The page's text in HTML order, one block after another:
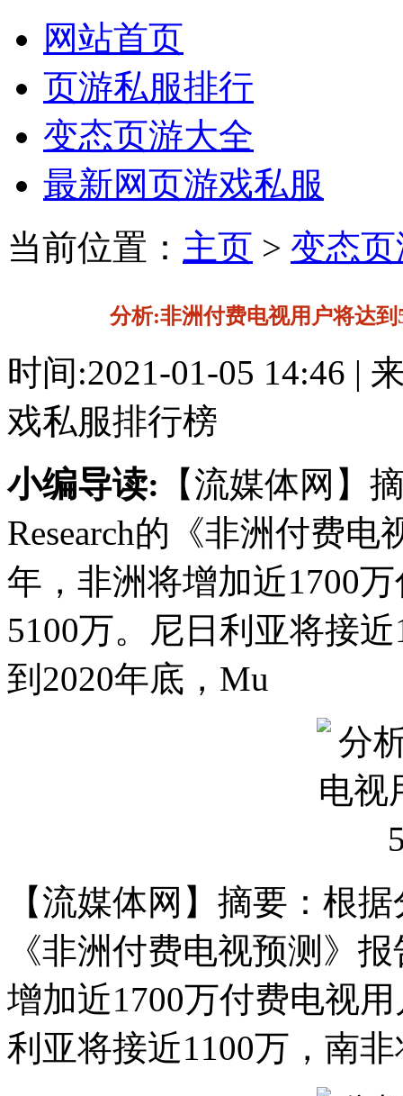
网站首页
页游私服排行
变态页游大全
最新网页游戏私服
当前位置： 主页 > 变态
分析:非洲付费电视用户将达到
时间:2021-01-05 14:46 |
戏私服排行榜
小编导读: 【流媒体网】
Research的《非洲付费
年，非洲将增加近1700
5100万。尼日利亚将接
到2020年底，Mu
【流媒体网】摘要：根
《非洲付费电视预测》
增加近1700万付费电视
利亚将接近1100万，南